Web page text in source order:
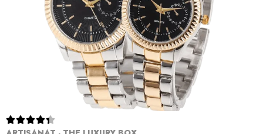
